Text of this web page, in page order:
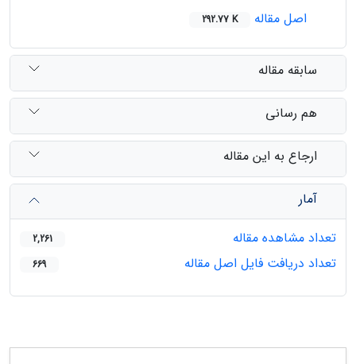
اصل مقاله
292.77 K
سابقه مقاله
هم رسانی
ارجاع به این مقاله
آمار
تعداد مشاهده مقاله
2,261
تعداد دریافت فایل اصل مقاله 669